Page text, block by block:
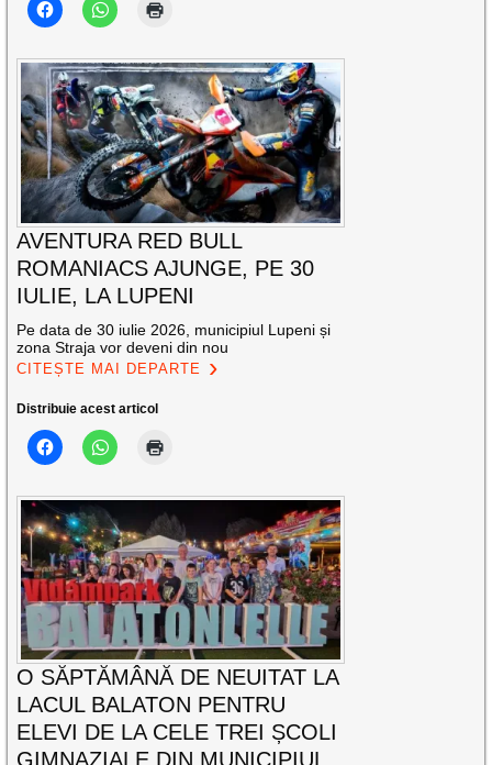
AVENTURA RED BULL
ROMANIACS AJUNGE, PE 30
IULIE, LA LUPENI
Pe data de 30 iulie 2026, municipiul Lupeni și
zona Straja vor deveni din nou
CITEȘTE MAI DEPARTE
Distribuie acest articol
O SĂPTĂMÂNĂ DE NEUITAT LA
LACUL BALATON PENTRU
ELEVI DE LA CELE TREI ȘCOLI
GIMNAZIALE DIN MUNICIPIUL